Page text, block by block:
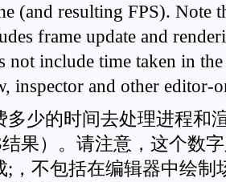
(and resulting FPS). Note
frame update and
not include time taken in
inspector and other editor-
多少的时间去处理进程和
结果）。请注意，这个数
;，不包括在编辑器中绘制